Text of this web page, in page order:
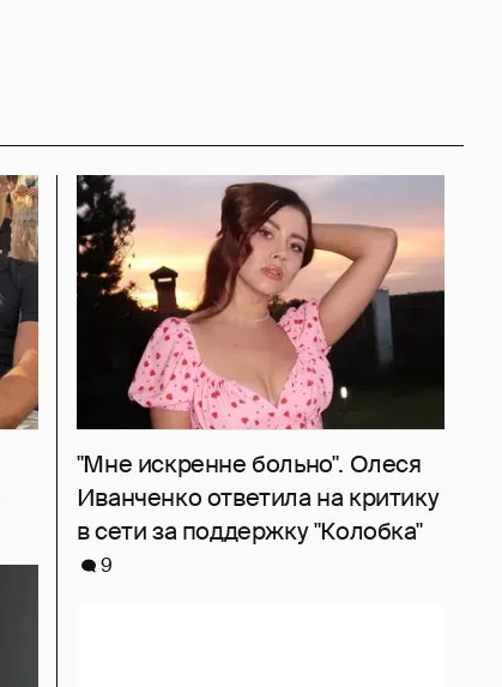
"Мне искренне больно". Олеся
Иванченко ответила на критику
в сети за поддержку "Колобка"
9